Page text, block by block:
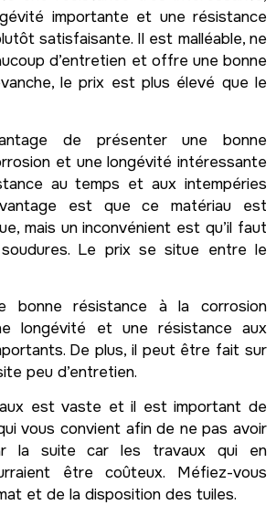
importante et une résistance
satisfaisante. Il est malléable, ne
d’entretien et offre une bonne
le prix est plus élevé que le
de présenter une bonne
et une longévité intéressante
au temps et aux intempéries
est que ce matériau est
mais un inconvénient est qu’il faut
Le prix se situe entre le
bonne résistance à la corrosion
longévité et une résistance aux
De plus, il peut être fait sur
peu d’entretien.
est vaste et il est important de
vous convient afin de ne pas avoir
la suite car les travaux qui en
être coûteux. Méfiez-vous
et de la disposition des tuiles.